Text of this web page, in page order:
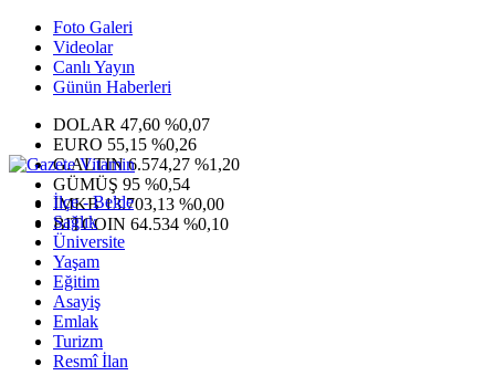
Foto Galeri
Videolar
Canlı Yayın
Günün Haberleri
DOLAR 47,60 %0,07
EURO 55,15 %0,26
G.ALTIN6.574,27 %1,20
GÜMÜŞ 95 %0,54
IMKB13.703,13 %0,00
BITCOIN 64.534 %0,10
İlçe - Belde
Sağlık
Üniversite
Yaşam
Eğitim
Asayiş
Emlak
Turizm
Resmî İlan